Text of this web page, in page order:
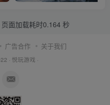
面加载耗时0.164 秒
广告合作 关于我们
· 悦玩游戏 ·